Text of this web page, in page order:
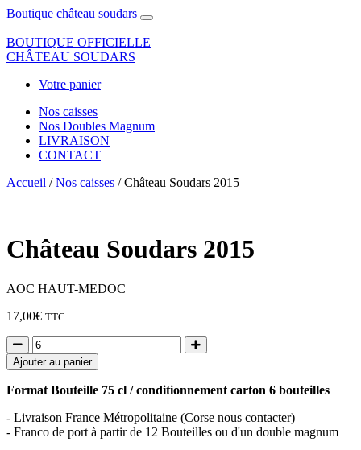
Boutique château soudars
BOUTIQUE OFFICIELLE
CHÂTEAU SOUDARS
Votre panier
Nos caisses
Nos Doubles Magnum
LIVRAISON
CONTACT
Accueil /Nos caisses / Château Soudars 2015
Château Soudars 2015
AOC HAUT-MEDOC
17,00€ TTC
Quantité
Ajouter au panier
Format Bouteille 75 cl / conditionnement carton 6 bouteilles
- Livraison France Métropolitaine (Corse nous contacter)
- Franco de port à partir de 12 Bouteilles ou d'un double magnum